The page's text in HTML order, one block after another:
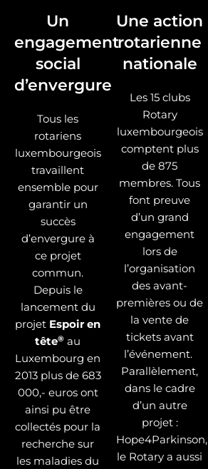
Un
engagement
social
d’envergure
Tous les
rotariens
luxembourgeois
travaillent
ensemble pour
garantir un
succès
d’envergure à
ce projet
commun.
Depuis le
lancement du
projet Espoir en
tête® au
Luxembourg en
2013 plus de 683
000,- euros ont
ainsi pu être
collectés pour la
recherche sur
les maladies du
Une action
rotarienne
nationale
Les 15 clubs
Rotary
luxembourgeois
comptent plus
de 875
membres. Tous
font preuve
d’un grand
engagement
lors de
l’organisation
des avant-
premières ou de
la vente de
tickets avant
l’événement.
Parallèlement,
dans le cadre
d’un autre
projet :
Hope4Parkinson,
le Rotary a aussi